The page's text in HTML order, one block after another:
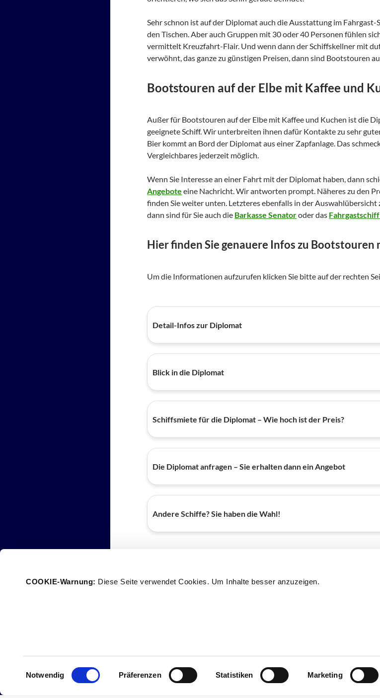
COOKIE-Warnung: Diese Seite verwendet Cookies. Um Inhalte besser anzuzeigen.
Einwilligungsauswahl
Notwendig Präferenzen Statistiken Marketing
Sehr schnon ist auf der Diplomat auch die Ausstattung im
den Tischen. Aber auch Gruppen mit 30 oder 40 Personen fühlen
vermittelt Kreuzfahrt-Flair. Und wenn dann der Schiffskellner mit
verwöhnt, das ganze zu günstigen Preisen, dann sind Bootstouren
Bootstouren auf der Elbe mit Kaffee und
Außer für Bootstouren auf der Elbe mit Kaffee und Kuchen ist die
geeignete Schiff. Wir unterbreiten ihnen dafür Kontakte zu sehr
Bier kommt an Bord der Diplomat aus einer Zapfanlage. Das
Vergleichbares jederzeit möglich.
Wenn Sie Interesse an einer Fahrt mit der Diplomat haben, dann
Angebote eine Nachricht. Wir antworten prompt. Näheres zu den
finden Sie weiter unten. Letzteres ebenfalls in der
dann sind für Sie auch die Barkasse Senatoroder das
Hier finden Sie genauere Infos zu
Um die Informationen aufzurufen klicken Sie bitte auf der rechten
Detail-Infos zur Diplomat
Blick in die Diplomat
Schiffsmiete für die Diplomat – Wie hoch ist der Preis?
Die Diplomat anfragen – Sie erhalten dann ein Angebot
Andere Schiffe? Sie haben die Wahl!
F
T